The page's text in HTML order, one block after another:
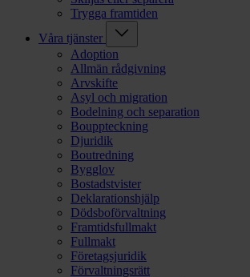
Trygga framtiden
Våra tjänster
Adoption
Allmän rådgivning
Arvskifte
Asyl och migration
Bodelning och separation
Bouppteckning
Djuridik
Boutredning
Bygglov
Bostadstvister
Deklarationshjälp
Dödsboförvaltning
Framtidsfullmakt
Fullmakt
Företagsjuridik
Förvaltningsrätt